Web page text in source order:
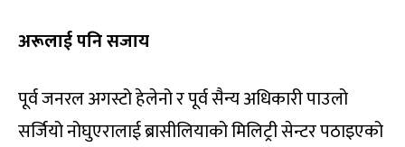
अरूलाई पनि सजाय
पूर्व जनरल अगस्टो हेलेनो र पूर्व सैन्य अधिकारी पाउलो
सर्जियो नोघुएरालाई ब्रासीलियाको मिलिट्री सेन्टर पठाइएको